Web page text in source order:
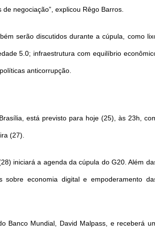
negociação”, explicou Rêgo Barros.
serão discutidos durante a cúpula, como
5.0; infraestrutura com equilíbrio
anticorrupção.
está previsto para hoje (25), às 23h,
(27).
iniciará a agenda da cúpula do G20. Além
sobre economia digital e empoderamento
Banco Mundial, David Malpass, e receberá